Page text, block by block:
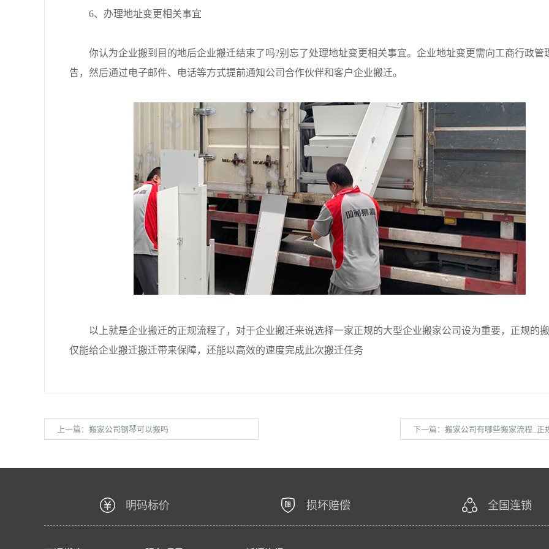
6、办理地址变更相关事宜
你认为企业搬到目的地后企业搬迁结束了吗?别忘了处理地址变更相关事宜。企业地址变更需向工商行政管
告，然后通过电子邮件、电话等方式提前通知公司合作伙伴和客户企业搬迁。
以上就是企业搬迁的正规流程了，对于企业搬迁来说选择一家正规的大型企业搬家公司设为重要，正规的
仅能给企业搬迁搬迁带来保障，还能以高效的速度完成此次搬迁任务
上一篇： 搬家公司钢琴可以搬吗 下一篇： 搬家公司有哪些搬家流程_正规的
明码标价 损坏赔偿 全国连锁